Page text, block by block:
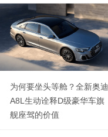
为何要坐头等舱？全新奥迪
A8L生动诠释D级豪华车旗
舰座驾的价值